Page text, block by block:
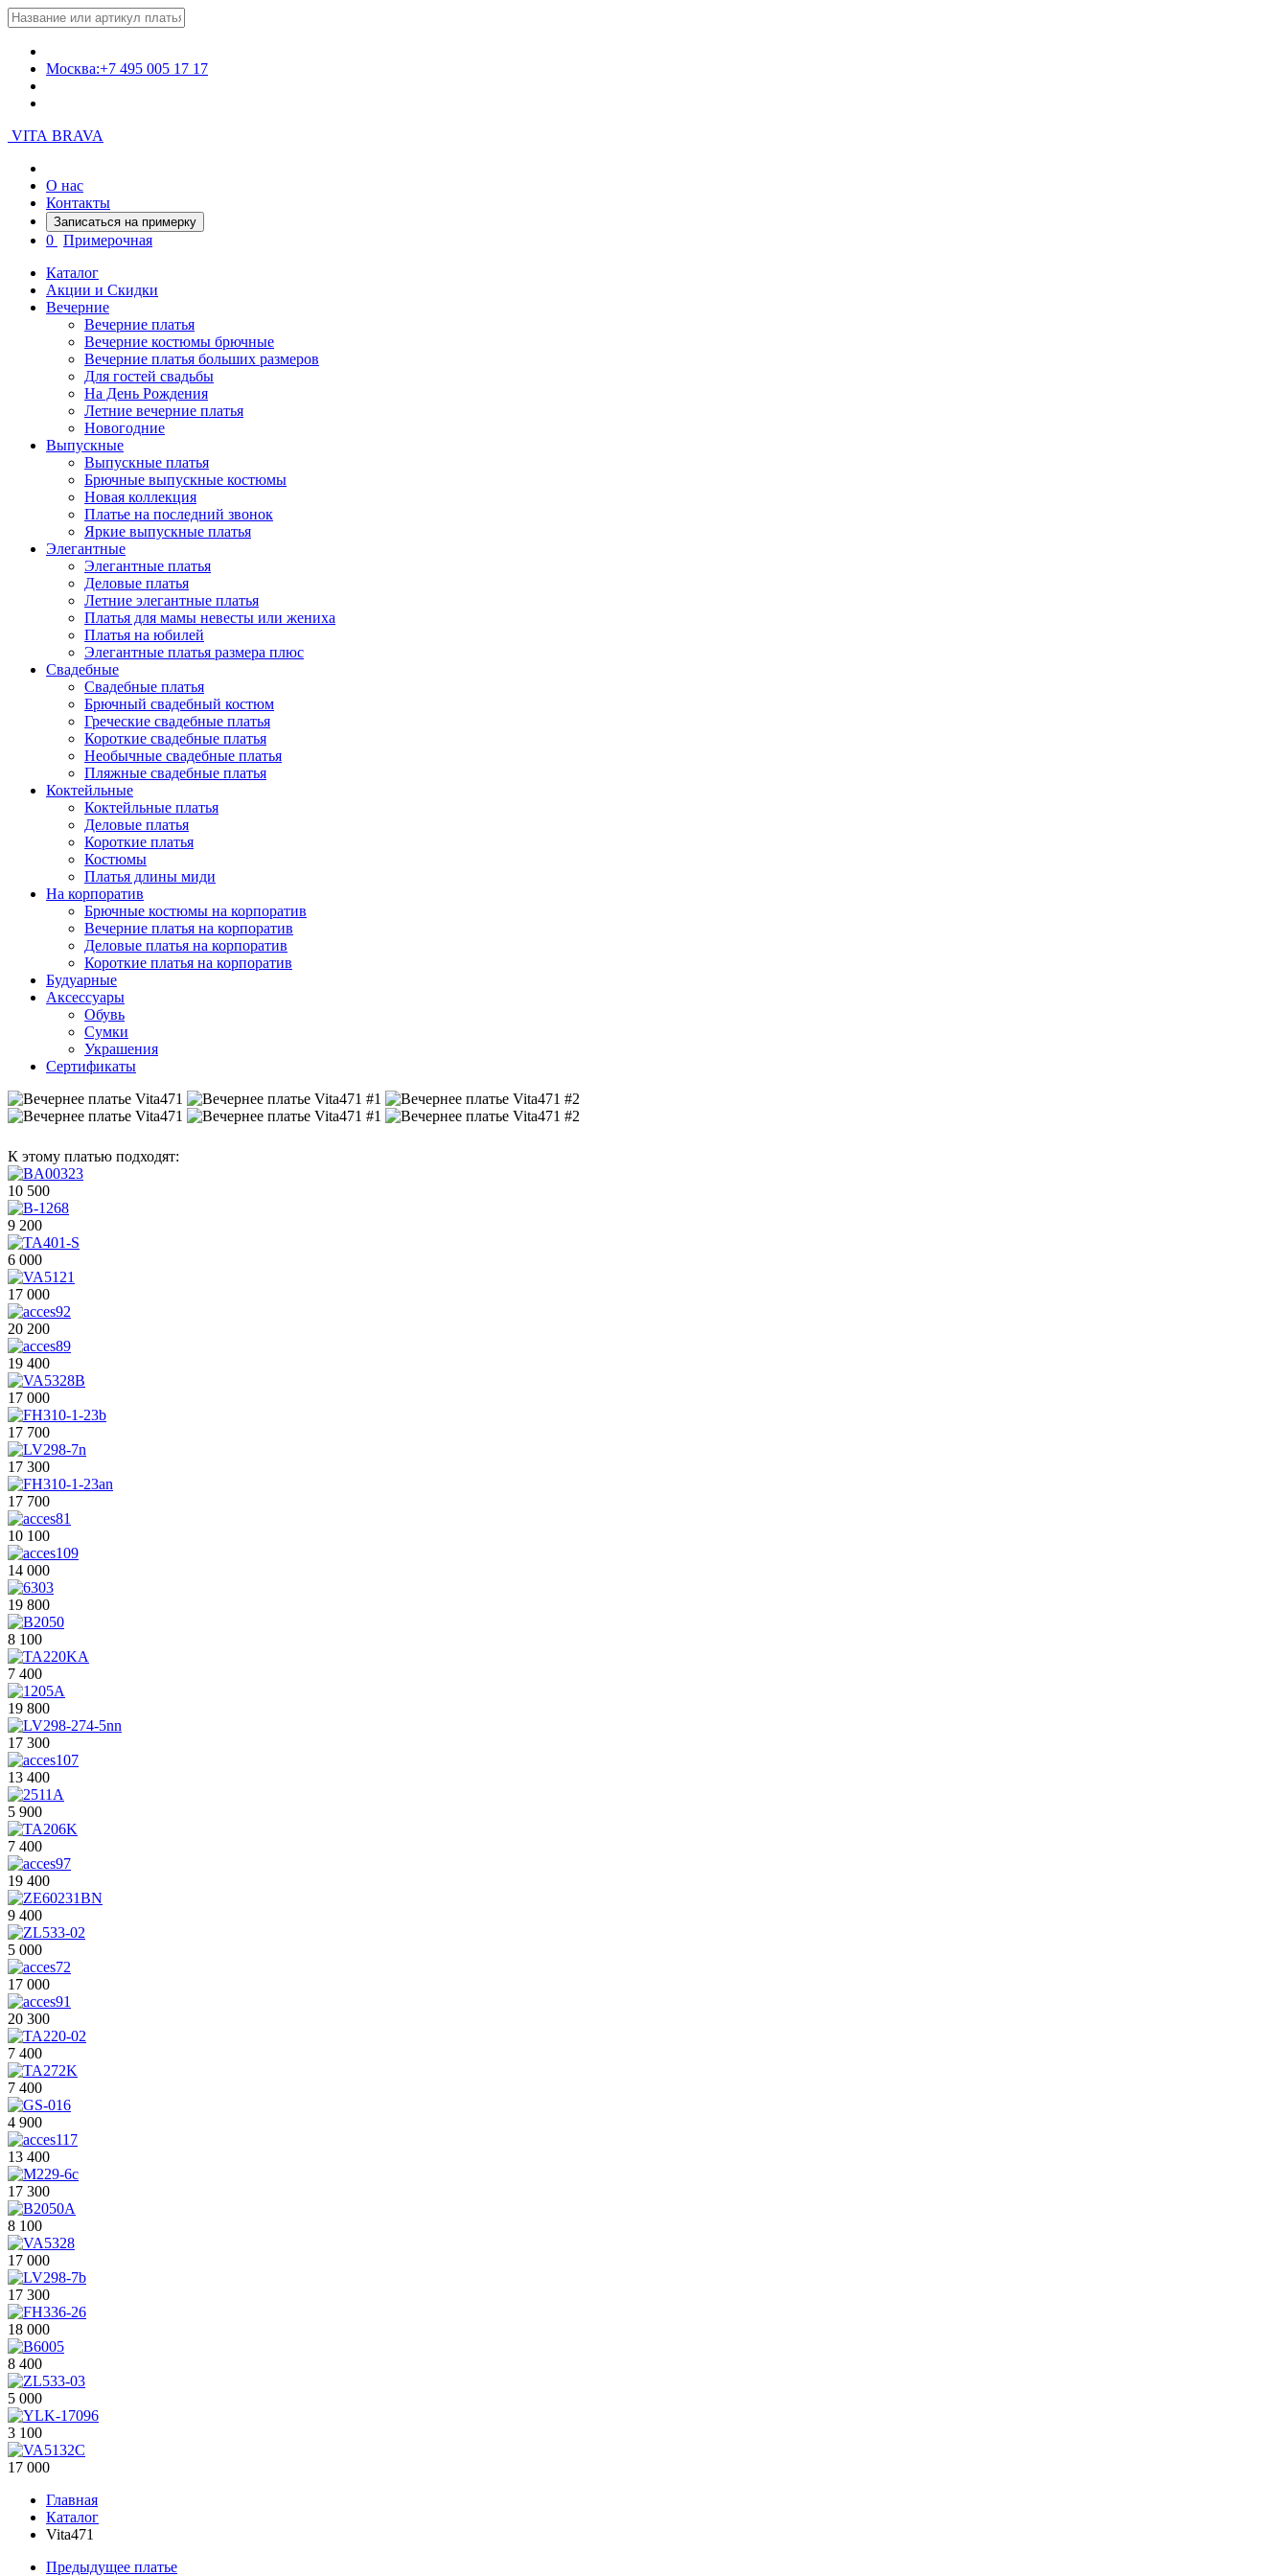
Москва:+7 495 005 17 17
VITA BRAVA
О нас
Контакты
Записаться на примерку
0 Примерочная
Каталог
Акции и Скидки
Вечерние
Вечерние платья
Вечерние костюмы брючные
Вечерние платья больших размеров
Для гостей свадьбы
На День Рождения
Летние вечерние платья
Новогодние
Выпускные
Выпускные платья
Брючные выпускные костюмы
Новая коллекция
Платье на последний звонок
Яркие выпускные платья
Элегантные
Элегантные платья
Деловые платья
Летние элегантные платья
Платья для мамы невесты или жениха
Платья на юбилей
Элегантные платья размера плюс
Свадебные
Свадебные платья
Брючный свадебный костюм
Греческие свадебные платья
Короткие свадебные платья
Необычные свадебные платья
Пляжные свадебные платья
Коктейльные
Коктейльные платья
Деловые платья
Короткие платья
Костюмы
Платья длины миди
На корпоратив
Брючные костюмы на корпоратив
Вечерние платья на корпоратив
Деловые платья на корпоратив
Короткие платья на корпоратив
Будуарные
Аксессуары
Обувь
Сумки
Украшения
Сертификаты
К этому платью подходят:
10 500
9 200
6 000
17 000
20 200
19 400
17 000
17 700
17 300
17 700
10 100
14 000
19 800
8 100
7 400
19 800
17 300
13 400
5 900
7 400
19 400
9 400
5 000
17 000
20 300
7 400
7 400
4 900
13 400
17 300
8 100
17 000
17 300
18 000
8 400
5 000
3 100
17 000
Главная
Каталог
Vita471
Предыдущее платье